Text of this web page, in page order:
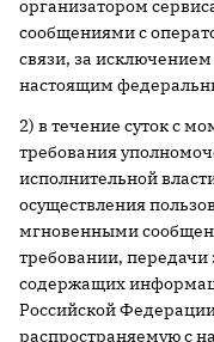
организатором
сообщениями с
связи, за
настоящим
2) в течение суток с
требования
исполнительной
осуществления
мгновенными
требовании,
содержащих
Российской
распространяемую с